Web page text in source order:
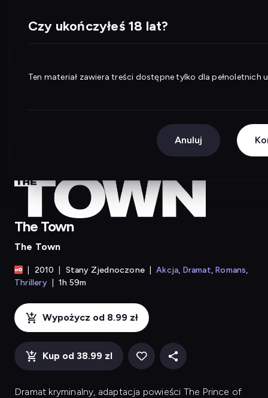
The Town
The Town
2010 Stany Zjednoczone Akcja Dramat Romans
Thrillery
1h 59m
Wypożycz od 8.99 zł
Kup od 38.99 zl
Dramat kryminalny, adaptacja powieści The Prince of
Czy ukończyłeś 18 lat?
Ten materiał zawiera treści dostępne tylko dla pełnoletnich
Anuluj